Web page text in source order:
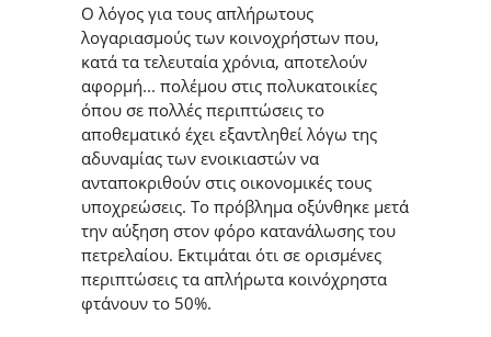
Ο λόγος για τους απλήρωτους
λογαριασμούς των κοινοχρήστων που,
κατά τα τελευταία χρόνια, αποτελούν
αφορμή... πολέμου στις πολυκατοικίες
όπου σε πολλές περιπτώσεις το
αποθεματικό έχει εξαντληθεί λόγω της
αδυναμίας των ενοικιαστών να
ανταποκριθούν στις οικονομικές τους
υποχρεώσεις. Το πρόβλημα οξύνθηκε μετά
την αύξηση στον φόρο κατανάλωσης του
πετρελαίου. Εκτιμάται ότι σε ορισμένες
περιπτώσεις τα απλήρωτα κοινόχρηστα
φτάνουν το 50%.